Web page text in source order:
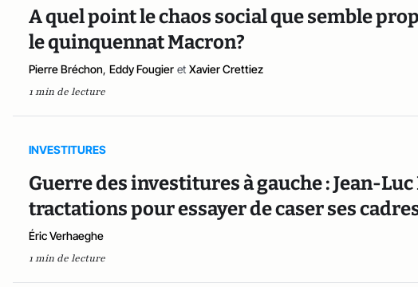
A quel point le chaos social que semble
le quinquennat Macron?
Pierre Bréchon, Eddy Fougier et Xavier Crettiez
1 min de lecture
INVESTITURES
Guerre des investitures à gauche : Jean-
tractations pour essayer de caser ses
Éric Verhaeghe
1 min de lecture